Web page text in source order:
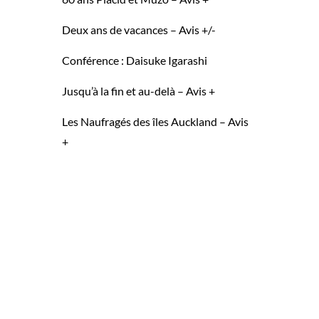
Deux ans de vacances – Avis +/-
Conférence : Daisuke Igarashi
Jusqu’à la fin et au-delà – Avis +
Les Naufragés des îles Auckland – Avis
+